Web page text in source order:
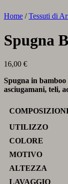
Home / Tessuti di
Spugna
16,00 €
Spugna in
asciugamani, teli,
UTILIZZO
COLORE
MOTIVO
ALTEZZA
LAVAGGIO